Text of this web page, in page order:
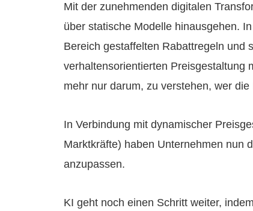
Mit der zunehmenden digitalen
über statische Modelle hinausgehen.
Bereich gestaffelten Rabattregeln und
verhaltensorientierten Preisgestaltung
mehr nur darum, zu verstehen, wer
In Verbindung mit dynamischer
Marktkräfte) haben Unternehmen nun
anzupassen.
KI geht noch einen Schritt weiter,